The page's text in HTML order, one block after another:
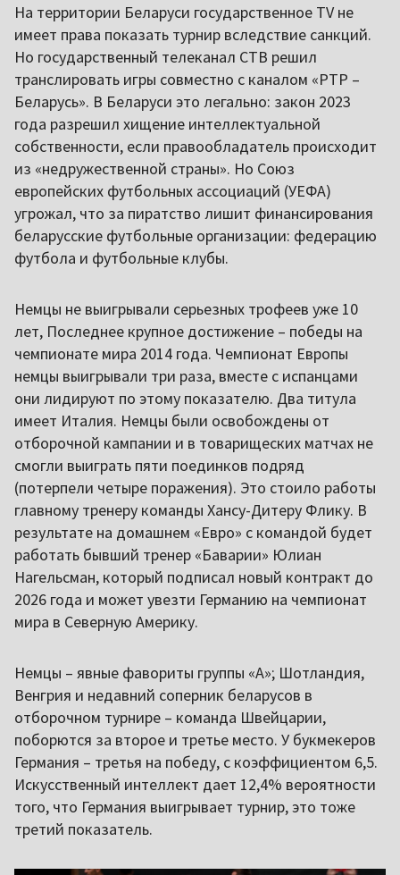
На территории Беларуси государственное TV не
имеет права показать турнир вследствие санкций.
Но государственный телеканал СТВ решил
транслировать игры совместно с каналом «РТР –
Беларусь». В Беларуси это легально: закон 2023
года разрешил хищение интеллектуальной
собственности, если правообладатель происходит
из «недружественной страны». Но Союз
европейских футбольных ассоциаций (УЕФА)
угрожал, что за пиратство лишит финансирования
беларусские футбольные организации: федерацию
футбола и футбольные клубы.
Немцы не выигрывали серьезных трофеев уже 10
лет, Последнее крупное достижение – победы на
чемпионате мира 2014 года. Чемпионат Европы
немцы выигрывали три раза, вместе с испанцами
они лидируют по этому показателю. Два титула
имеет Италия. Немцы были освобождены от
отборочной кампании и в товарищеских матчах не
смогли выиграть пяти поединков подряд
(потерпели четыре поражения). Это стоило работы
главному тренеру команды Хансу-Дитеру Флику. В
результате на домашнем «Евро» с командой будет
работать бывший тренер «Баварии» Юлиан
Нагельсман, который подписал новый контракт до
2026 года и может увезти Германию на чемпионат
мира в Северную Америку.
Немцы – явные фавориты группы «А»; Шотландия,
Венгрия и недавний соперник беларусов в
отборочном турнире – команда Швейцарии,
поборются за второе и третье место. У букмекеров
Германия – третья на победу, с коэффициентом 6,5.
Искусственный интеллект дает 12,4% вероятности
того, что Германия выигрывает турнир, это тоже
третий показатель.